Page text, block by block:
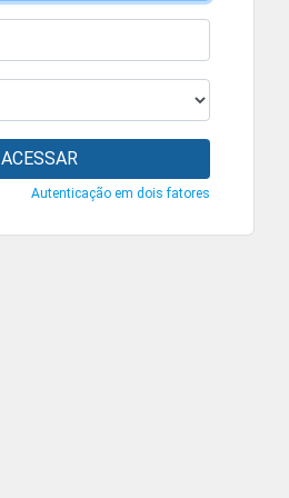
ACESSAR
Autenticação em dois fatores